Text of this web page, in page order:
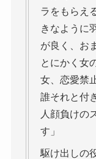
ラをもらえ
きなように
が良く、お
とにかく女
女、恋愛禁
誰それと付
人顔負けの
す」
駆け出しの